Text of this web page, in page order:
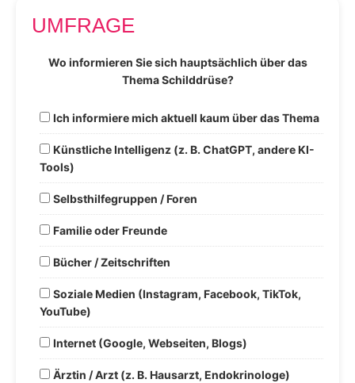
UMFRAGE
Wo informieren Sie sich hauptsächlich über das
Thema Schilddrüse?
Ich informiere mich aktuell kaum über das Thema
Künstliche Intelligenz (z. B. ChatGPT, andere KI-
Tools)
Selbsthilfegruppen / Foren
Familie oder Freunde
Bücher / Zeitschriften
Soziale Medien (Instagram, Facebook, TikTok,
YouTube)
Internet (Google, Webseiten, Blogs)
Ärztin / Arzt (z. B. Hausarzt, Endokrinologe)